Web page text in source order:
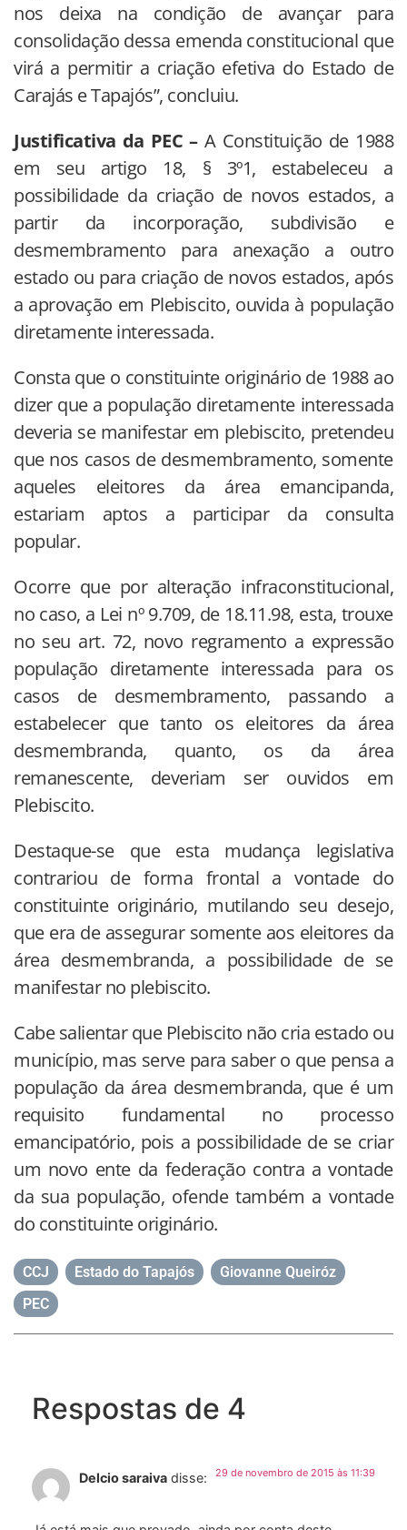
nos deixa na condição de avançar para
consolidação dessa emenda constitucional que
virá a permitir a criação efetiva do Estado de
Carajás e Tapajós”, concluiu.
Justificativa da PEC –A Constituição de 1988
em seu artigo 18, § 3º1, estabeleceu a
possibilidade da criação de novos estados, a
partir da incorporação, subdivisão e
desmembramento para anexação a outro
estado ou para criação de novos estados, após
a aprovação em Plebiscito, ouvida à população
diretamente interessada.
Consta que o constituinte originário de 1988 ao
dizer que a população diretamente interessada
deveria se manifestar em plebiscito, pretendeu
que nos casos de desmembramento, somente
aqueles eleitores da área emancipanda,
estariam aptos a participar da consulta
popular.
Ocorre que por alteração infraconstitucional,
no caso, a Lei nº 9.709, de 18.11.98, esta, trouxe
no seu art. 72, novo regramento a expressão
população diretamente interessada para os
casos de desmembramento, passando a
estabelecer que tanto os eleitores da área
desmembranda, quanto, os da área
remanescente, deveriam ser ouvidos em
Plebiscito.
Destaque-se que esta mudança legislativa
contrariou de forma frontal a vontade do
constituinte originário, mutilando seu desejo,
que era de assegurar somente aos eleitores da
área desmembranda, a possibilidade de se
manifestar no plebiscito.
Cabe salientar que Plebiscito não cria estado ou
município, mas serve para saber o que pensa a
população da área desmembranda, que é um
requisito fundamental no processo
emancipatório, pois a possibilidade de se criar
um novo ente da federação contra a vontade
da sua população, ofende também a vontade
do constituinte originário.
CCJ Estado do Tapajós Giovanne Queiróz
PEC
Respostas de 4
Delcio saraiva disse: 29 de novembro de 2015 às 11:39